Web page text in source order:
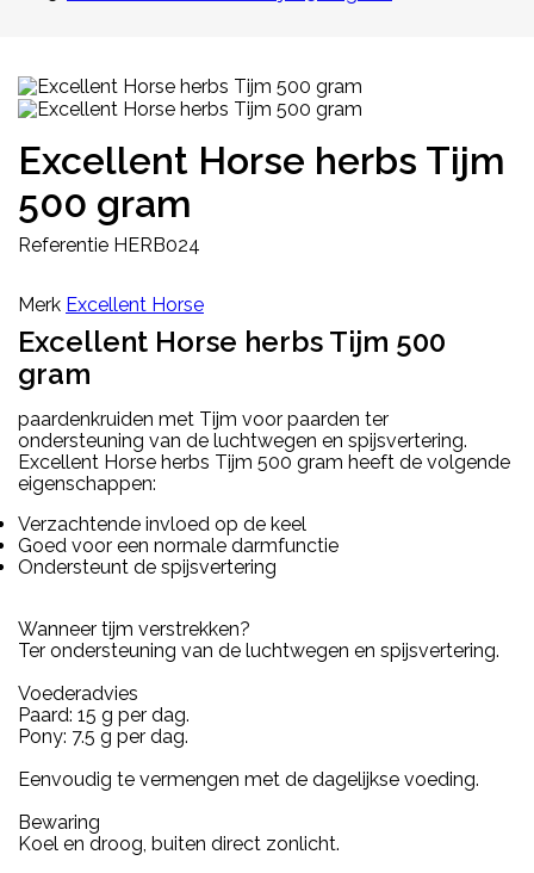
Excellent Horse herbs Tijm
500 gram
Referentie HERB024
Merk Excellent Horse
Excellent Horse herbs Tijm 500
gram
paardenkruiden met Tijm voor paarden ter
ondersteuning van de luchtwegen en spijsvertering.
Excellent Horse herbs Tijm 500 gram heeft de volgende
eigenschappen:
Verzachtende invloed op de keel
Goed voor een normale darmfunctie
Ondersteunt de spijsvertering
Wanneer tijm verstrekken?
Ter ondersteuning van de luchtwegen en spijsvertering.
Voederadvies
Paard: 15 g per dag.
Pony: 7.5 g per dag.
Eenvoudig te vermengen met de dagelijkse voeding.
Bewaring
Koel en droog, buiten direct zonlicht.